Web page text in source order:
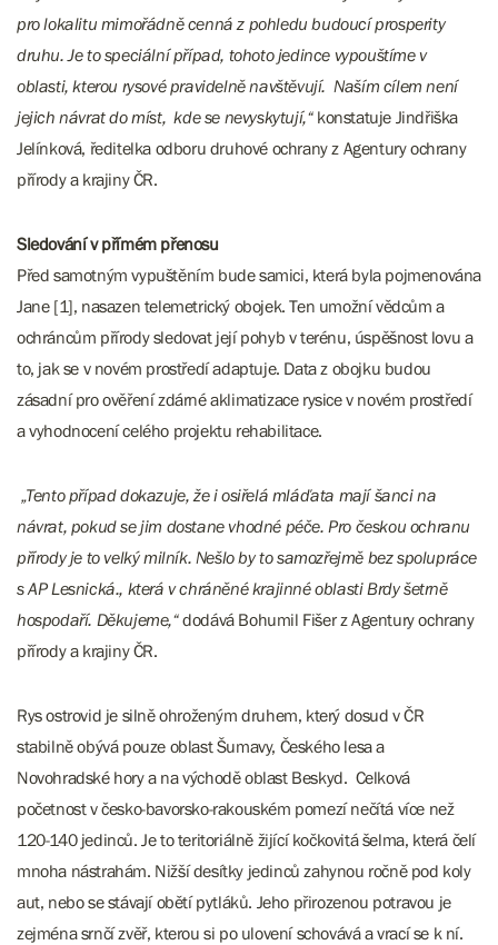
pro lokalitu mimořádně cenná z pohledu budoucí prosperity
druhu. Je to speciální případ, tohoto jedince vypouštíme v
oblasti, kterou rysové pravidelně navštěvují. Naším cílem není
jejich návrat do míst, kde se nevyskytují,“konstatuje Jindřiška
Jelínková, ředitelka odboru druhové ochrany z Agentury ochrany
přírody a krajiny ČR.
Sledování v přímém přenosu
Před samotným vypuštěním bude samici, která byla pojmenována
Jane [1], nasazen telemetrický obojek. Ten umožní vědcům a
ochráncům přírody sledovat její pohyb v terénu, úspěšnost lovu a
to, jak se v novém prostředí adaptuje. Data z obojku budou
zásadní pro ověření zdárné aklimatizace rysice v novém prostředí
a vyhodnocení celého projektu rehabilitace.
„Tento případ dokazuje, že i osiřelá mláďata mají šanci na
návrat, pokud se jim dostane vhodné péče. Pro českou ochranu
přírody je to velký milník. Nešlo by to samozřejmě bez spolupráce
s AP Lesnická., která v chráněné krajinné oblasti Brdy šetrně
hospodaří. Děkujeme,“dodává Bohumil Fišer z Agentury ochrany
přírody a krajiny ČR.
Rys ostrovid je silně ohroženým druhem, který dosud v ČR
stabilně obývá pouze oblast Šumavy, Českého lesa a
Novohradské hory a na východě oblast Beskyd. Celková
početnost v česko-bavorsko-rakouském pomezí nečítá více než
120-140 jedinců. Je to teritoriálně žijící kočkovitá šelma, která čelí
mnoha nástrahám. Nižší desítky jedinců zahynou ročně pod koly
aut, nebo se stávají obětí pytláků. Jeho přirozenou potravou je
zejména srnčí zvěř, kterou si po ulovení schovává a vrací se k ní.